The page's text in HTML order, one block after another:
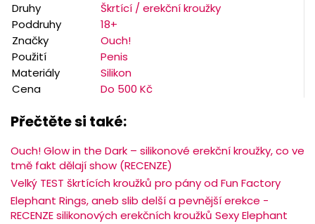
Druhy
Škrtící / erekční kroužky
Poddruhy
18+
Značky
Ouch!
Použití
Penis
Materiály
Silikon
Cena
Do 500 Kč
Přečtěte si také:
Ouch! Glow in the Dark – silikonové erekční kroužky, co ve
tmě fakt dělají show (RECENZE)
Velký TEST škrtících kroužků pro pány od Fun Factory
Elephant Rings, aneb slib delší a pevnější erekce -
RECENZE silikonových erekčních kroužků Sexy Elephant